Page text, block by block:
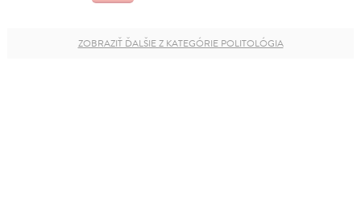
ZOBRAZIŤ ĎALŠIE Z KATEGÓRIE POLITOLÓGIA